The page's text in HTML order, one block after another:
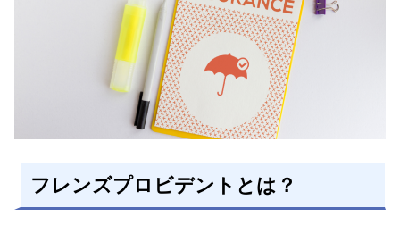
フレンズプロビデントとは？